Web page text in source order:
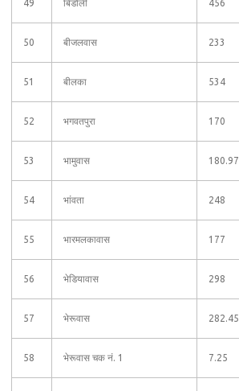
49 बिडोली 456
50 बीजलवास 233
51 बीलका 534
52 भगवतपुरा 170
53 भामुवास 180.97
54 भांवता 248
55 भारमलकावास 177
56 भेडियावास 298
57 भेरूवास 282.45
58 भेरूवास चक नं. 1 7.25